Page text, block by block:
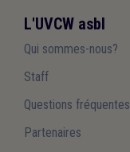
L'UVCW asbl
Qui sommes-nous?
Staff
Questions fréquentes
Partenaires